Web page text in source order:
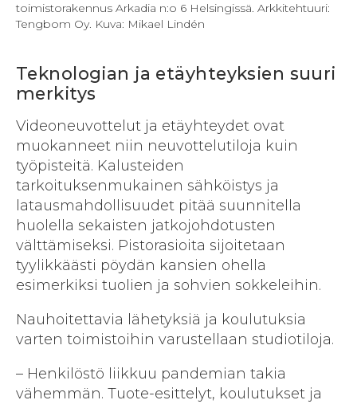
toimistorakennus Arkadia n:o 6 Helsingissä. Arkkitehtuuri:
Tengbom Oy. Kuva: Mikael Lindén
Teknologian ja etäyhteyksien suuri
merkitys
Videoneuvottelut ja etäyhteydet ovat
muokanneet niin neuvottelutiloja kuin
työpisteitä. Kalusteiden
tarkoituksenmukainen sähköistys ja
latausmahdollisuudet pitää suunnitella
huolella sekaisten jatkojohdotusten
välttämiseksi. Pistorasioita sijoitetaan
tyylikkäästi pöydän kansien ohella
esimerkiksi tuolien ja sohvien sokkeleihin.
Nauhoitettavia lähetyksiä ja koulutuksia
varten toimistoihin varustellaan studiotiloja.
– Henkilöstö liikkuu pandemian takia
vähemmän. Tuote-esittelyt, koulutukset ja